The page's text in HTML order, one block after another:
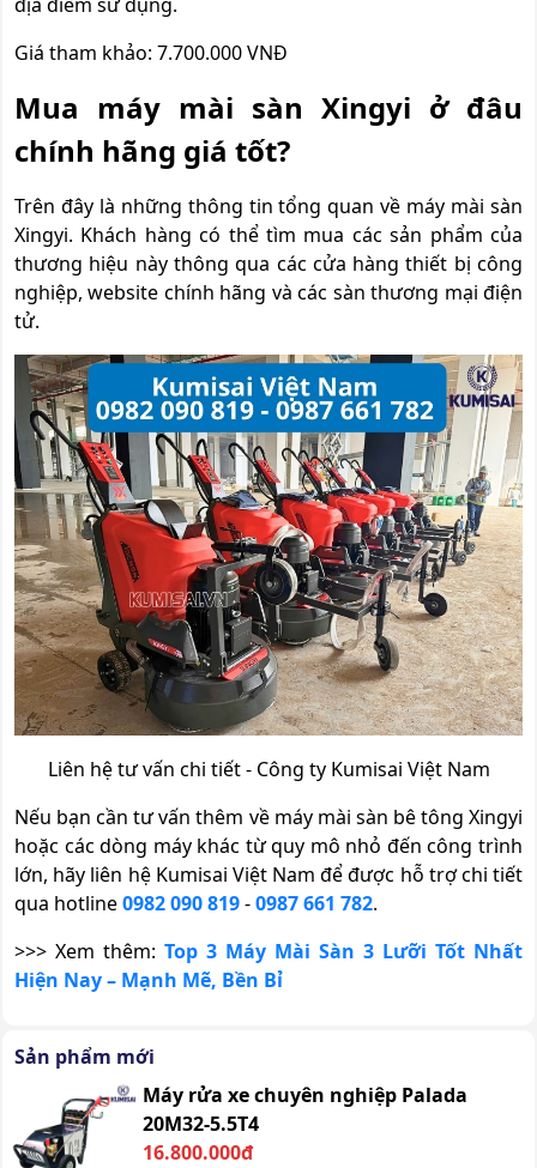
Giá tham khảo: 7.700.000 VNĐ
Mua máy mài sàn Xingyi ở đâu
chính hãng giá tốt?
Trên đây là những thông tin tổng quan về máy mài sàn
Xingyi. Khách hàng có thể tìm mua các sản phẩm của
thương hiệu này thông qua các cửa hàng thiết bị công
nghiệp, website chính hãng và các sàn thương mại điện
tử.
Liên hệ tư vấn chi tiết - Công ty Kumisai Việt Nam
Nếu bạn cần tư vấn thêm về máy mài sàn bê tông Xingyi
hoặc các dòng máy khác từ quy mô nhỏ đến công trình
lớn, hãy liên hệ Kumisai Việt Nam để được hỗ trợ chi tiết
qua hotline0982 090 819-0987 661 782.
>>> Xem thêm: Top 3 Máy Mài Sàn 3 Lưỡi Tốt Nhất
Hiện Nay – Mạnh Mẽ, Bền Bỉ
Sản phẩm mới
Máy rửa xe chuyên nghiệp Palada
20M32-5.5T4
16.800.000đ